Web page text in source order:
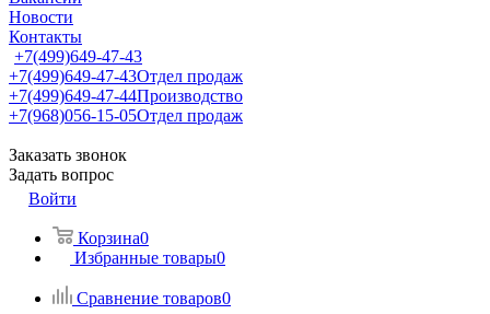
Новости
Контакты
+7(499)649-47-43
+7(499)649-47-43Отдел продаж
+7(499)649-47-44Производство
+7(968)056-15-05Отдел продаж
Заказать звонок
Задать вопрос
Войти
Корзина0
Избранные товары0
Сравнение товаров0